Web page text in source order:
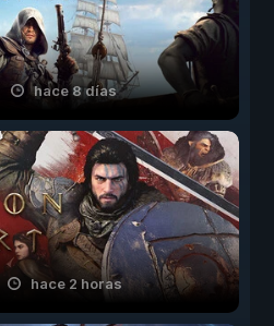
hace 8 días
hace 2 horas